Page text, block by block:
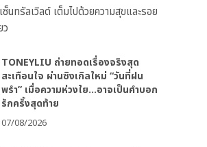
ซ็นทรัลเวิลด์ เต็มไปด้วยความสุขและรอย
TONEYLIU ถ่ายทอดเรื่องจริงสุด
สะเทือนใจ ผ่านซิงเกิลใหม่ “วันที่ฝน
พรำ” เมื่อความห่วงใย…อาจเป็นคำบอก
รักครั้งสุดท้าย
07/08/2026